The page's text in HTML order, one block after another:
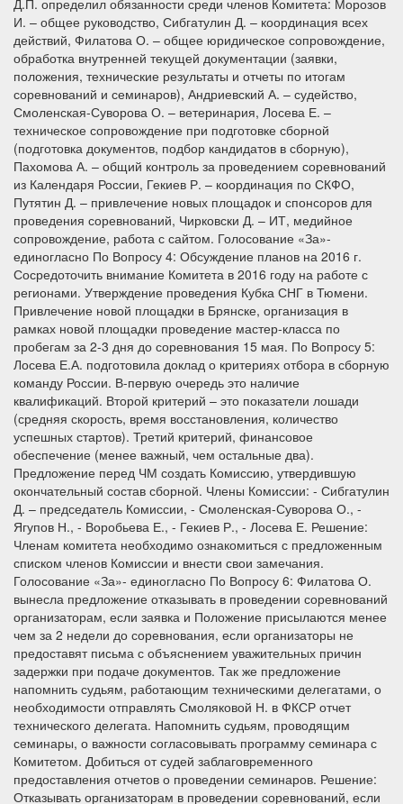
Д.П. определил обязанности среди членов Комитета: Морозов
И. – общее руководство, Сибгатулин Д. – координация всех
действий, Филатова О. – общее юридическое сопровождение,
обработка внутренней текущей документации (заявки,
положения, технические результаты и отчеты по итогам
соревнований и семинаров), Андриевский А. – судейство,
Смоленская-Суворова О. – ветеринария, Лосева Е. –
техническое сопровождение при подготовке сборной
(подготовка документов, подбор кандидатов в сборную),
Пахомова А. – общий контроль за проведением соревнований
из Календаря России, Гекиев Р. – координация по СКФО,
Путятин Д. – привлечение новых площадок и спонсоров для
проведения соревнований, Чирковски Д. – ИТ, медийное
сопровождение, работа с сайтом. Голосование «За»-
единогласно По Вопросу 4: Обсуждение планов на 2016 г.
Сосредоточить внимание Комитета в 2016 году на работе с
регионами. Утверждение проведения Кубка СНГ в Тюмени.
Привлечение новой площадки в Брянске, организация в
рамках новой площадки проведение мастер-класса по
пробегам за 2-3 дня до соревнования 15 мая. По Вопросу 5:
Лосева Е.А. подготовила доклад о критериях отбора в сборную
команду России. В-первую очередь это наличие
квалификаций. Второй критерий – это показатели лошади
(средняя скорость, время восстановления, количество
успешных стартов). Третий критерий, финансовое
обеспечение (менее важный, чем остальные два).
Предложение перед ЧМ создать Комиссию, утвердившую
окончательный состав сборной. Члены Комиссии: - Сибгатулин
Д. – председатель Комиссии, - Смоленская-Суворова О., -
Ягупов Н., - Воробьева Е., - Гекиев Р., - Лосева Е. Решение:
Членам комитета необходимо ознакомиться с предложенным
списком членов Комиссии и внести свои замечания.
Голосование «За»- единогласно По Вопросу 6: Филатова О.
вынесла предложение отказывать в проведении соревнований
организаторам, если заявка и Положение присылаются менее
чем за 2 недели до соревнования, если организаторы не
предоставят письма с объяснением уважительных причин
задержки при подаче документов. Так же предложение
напомнить судьям, работающим техническими делегатами, о
необходимости отправлять Смоляковой Н. в ФКСР отчет
технического делегата. Напомнить судьям, проводящим
семинары, о важности согласовывать программу семинара с
Комитетом. Добиться от судей заблаговременного
предоставления отчетов о проведении семинаров. Решение:
Отказывать организаторам в проведении соревнований, если